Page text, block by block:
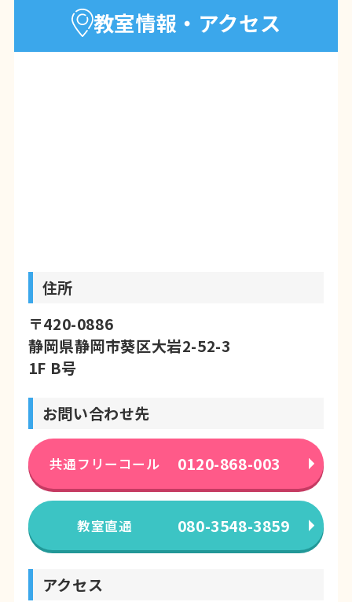
教室情報・アクセス
住所
〒420-0886
静岡県静岡市葵区大岩2-52-3
1F B号
お問い合わせ先
共通フリーコール 0120-868-003
教室直通 080-3548-3859
アクセス